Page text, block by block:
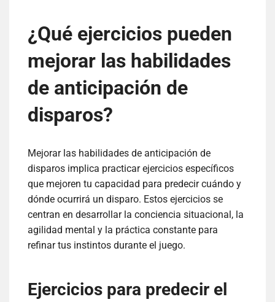
¿Qué ejercicios pueden
mejorar las habilidades
de anticipación de
disparos?
Mejorar las habilidades de anticipación de
disparos implica practicar ejercicios específicos
que mejoren tu capacidad para predecir cuándo y
dónde ocurrirá un disparo. Estos ejercicios se
centran en desarrollar la conciencia situacional, la
agilidad mental y la práctica constante para
refinar tus instintos durante el juego.
Ejercicios para predecir el